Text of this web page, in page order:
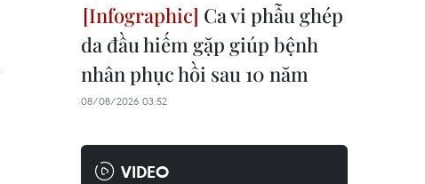
Ca vi phẫu ghép
da đầu hiếm gặp giúp bệnh
nhân phục hồi sau 10 năm
08/08/2026 03:52
VIDEO